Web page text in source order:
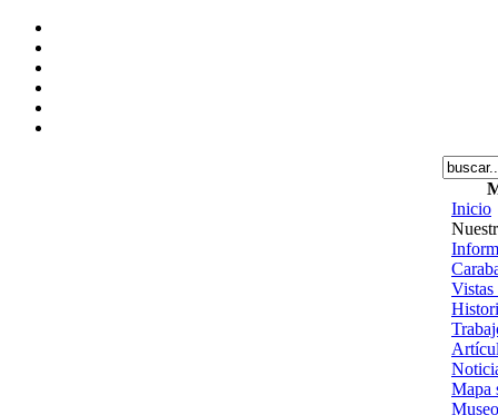
Inicio
Vistas
Mapa